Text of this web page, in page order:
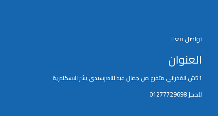
تواصل معنا
العنوان
51ش الفخراني متفرع من جمال عبدالناصرسيدى بشر الاسكندرية
للحجز 01277729698